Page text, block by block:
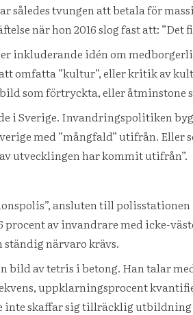
således tvungen att betala för
när hon 2016 slog fast att: ”Det
inkluderande idén om
omfatta ”kultur”, eller kritik av
som förtryckta, eller åtminstone
i Sverige. Invandringspolitiken
med ”mångfald” utifrån.
utvecklingen har kommit utifrån”.
ansluten till
av invandrare med icke-
närvaro krävs.
bild av tetris i betong. Han talar
uppklarningsprocent
skaffar sig tillräcklig